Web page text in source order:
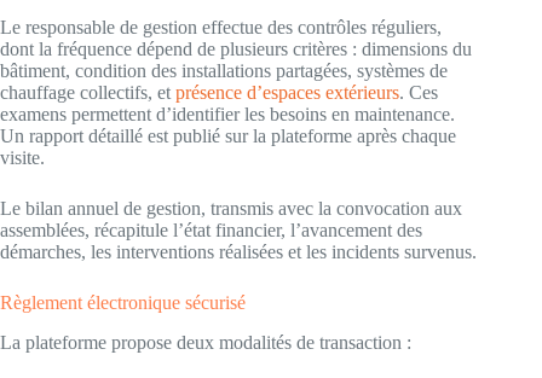
Le responsable de gestion effectue des contrôles réguliers,
dont la fréquence dépend de plusieurs critères : dimensions du
bâtiment, condition des installations partagées, systèmes de
chauffage collectifs, et présence d’espaces extérieurs. Ces
examens permettent d’identifier les besoins en maintenance.
Un rapport détaillé est publié sur la plateforme après chaque
visite.
Le bilan annuel de gestion, transmis avec la convocation aux
assemblées, récapitule l’état financier, l’avancement des
démarches, les interventions réalisées et les incidents survenus.
Règlement électronique sécurisé
La plateforme propose deux modalités de transaction :